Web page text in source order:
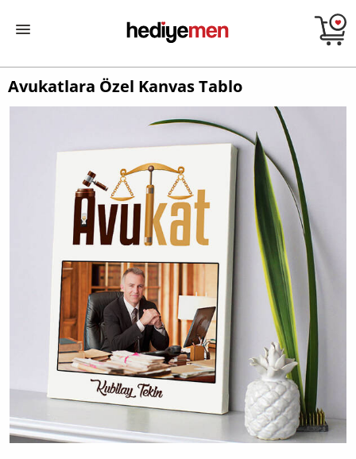
Avukatlara Özel Kanvas Tablo